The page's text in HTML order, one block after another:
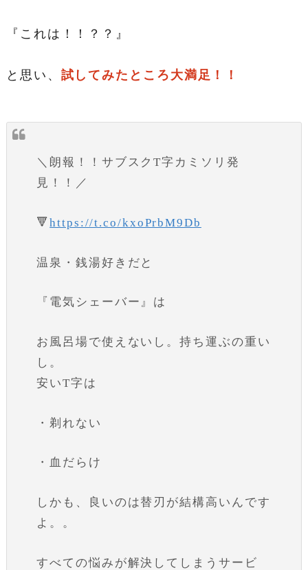
『これは！！？？』
と思い、 試してみたところ大満足！！
＼朗報！！サブスクT字カミソリ発
見！！／
🔻https://t.co/kxoPrbM9Db
温泉・銭湯好きだと
『電気シェーバー』は
お風呂場で使えないし。持ち運ぶの重い
し。
安いT字は
・剃れない
・血だらけ
しかも、良いのは替刃が結構高いんです
よ。。
すべての悩みが解決してしまうサービ